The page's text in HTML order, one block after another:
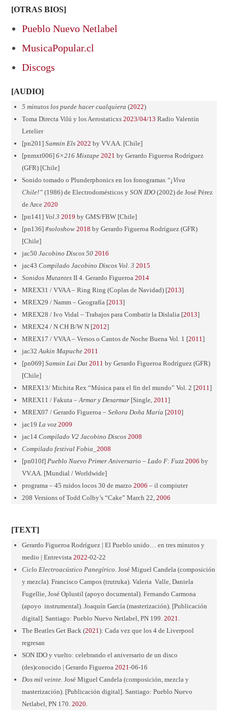
[OTRAS BIOS]
Pueblo Nuevo Netlabel
MusicaPopular.cl
Discogs
[AUDIO]
5 minutos los puede hacer cualquiera (2022)
Toma Directa Vilú y los Aerostaticxs2023/04/13 Radio Valentín
Letelier
[pn201]Samsin Els 2022 by VV.AA. [Chile]
[pnmxt006]6×216 Mixtape 2021 by Gerardo Figueroa Rodríguez
(GFR) [Chile]
Sonido tomado o Plunderphonics en los fonogramas “¡Viva
Chile!” (1986) de Electrodomésticos ySON IDO (2002) de José Pérez
de Arce2020
[pn141] Vol.3 2019 by GMS/FBW [Chile]
[pn136]#soloshow 2018 by Gerardo Figueroa Rodríguez (GFR)
[Chile]
jac50Jacobino Discos 50 2016
jac43Compilado Jacobino Discos Vol. 3 2015
Sonidos Mutantes II 4. Gerardo Figueroa2014
MREX31 / VVAA – Ring Ring (Coplas de Navidad) [2013]
MREX29 / Namm – Geografía [2013]
MREX28 / Ivo Vidal – Trabajos para Combatir la Dislalia [2013]
MREX24 / N CH B/W N [2012]
MREX17 / VVAA – Versos o Cantos de Noche Buena Vol. 1 [2011]
jac32Aukin Mapuche 2011
[pn069]Samsin Lai Dat 2011 by Gerardo Figueroa Rodríguez (GFR)
[Chile]
MREX13/ Michita Rex “Música para el fin del mundo” Vol. 2 [2011]
MREX11 / Fakuta –Armar y Desarmar [Single,2011]
MREX07 / Gerardo Figueroa –Señora Doña María [2010]
jac19La voz2009
jac14Compilado V2 Jacobino Discos2008
Compilado festival Fobia _2008
[pn010f]Pueblo Nuevo Primer Aniversario –Lado F:Fuzz 2006 by
VV.AA. [Mundial / Worldwide]
programa – 45 ruidos locos 30 de marzo2006 – il compiuter
208 Versions of Todd Colby’s “Cake” March 22,2006
[TEXT]
Gerardo Figueroa Rodríguez | El Pueblo unido… en tres minutos y
medio | Entrevista2022-02-22
Ciclo Electroacústico Panegírico . José Miguel Candela (composición
y mezcla). Francisco Campos (trutruka). Valeria Valle, Daniela
Fugellie, José Oplustil (apoyo documental). Fernando Carmona
(apoyo instrumental). Joaquín García (masterización). [Publicación
digital]. Santiago: Pueblo Nuevo Netlabel, PN 199.2021
The Beatles Get Back (2021): Cada vez que los 4 de Liverpool
regresan
SON IDO y vuelto: celebrando el aniversario de un disco
(des)conocido | Gerardo Figueroa2021-06-16
Dos mil veinte. José Miguel Candela (composición, mezcla y
masterización). [Publicación digital]. Santiago: Pueblo Nuevo
Netlabel, PN 170.2020